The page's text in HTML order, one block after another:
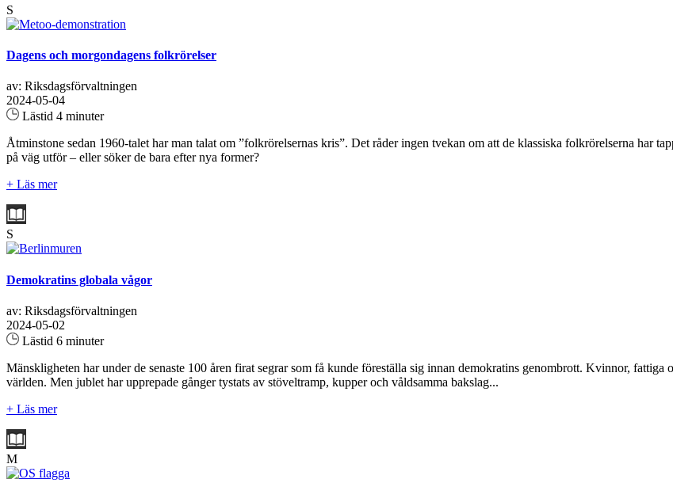
S
Dagens och morgondagens folkrörelser
av: Riksdagsförvaltningen
2024-05-04
Lästid 4 minuter
Åtminstone sedan 1960-talet har man talat om ”folkrörelsernas kris”. Det råder ingen tvekan om att de klassiska folkrörelserna har
på väg utför – eller söker de bara efter nya former?
+ Läs mer
S
Demokratins globala vågor
av: Riksdagsförvaltningen
2024-05-02
Lästid 6 minuter
Mänskligheten har under de senaste 100 åren firat segrar som få kunde föreställa sig innan demokratins genombrott. Kvinnor,
världen. Men jublet har upprepade gånger tystats av stöveltramp, kupper och våldsamma bakslag...
+ Läs mer
M